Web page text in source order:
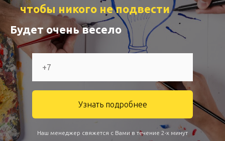
чтобы никого не подвести
Будет очень весело
Узнать подробнее
Наш менеджер свяжется с Вами в течение 2-х минут